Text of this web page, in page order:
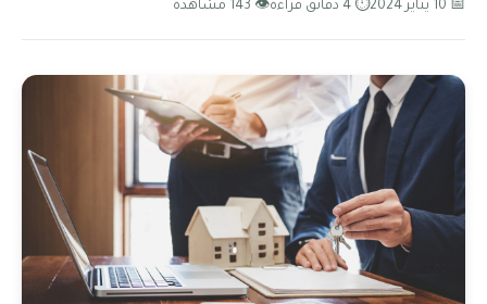
📅 10 يناير 2024 ⏱ 4 دقائق قراءة 👁 143 مشاهدة